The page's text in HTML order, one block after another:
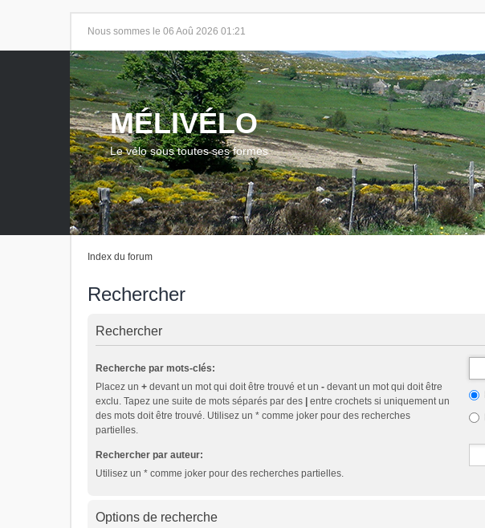
Nous sommes le 06 Aoû 2026 01:21
MÉLIVÉLO
Le vélo sous toutes ses formes
Index du forum
Rechercher
Rechercher
Recherche par mots-clés:
Placez un + devant un mot qui doit être trouvé et un - devant un mot qui doit être
exclu. Tapez une suite de mots séparés par des
entre crochets si uniquement un
des mots doit être trouvé. Utilisez un * comme joker pour des recherches
partielles.
Rechercher par auteur:
Utilisez un * comme joker pour des recherches partielles.
Options de recherche